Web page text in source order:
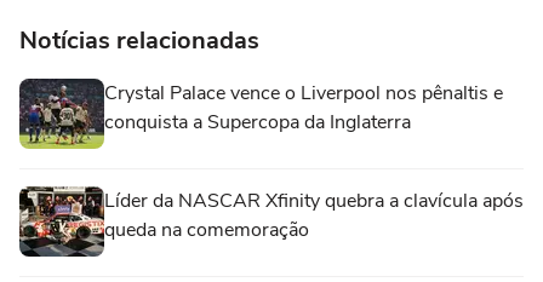
Notícias relacionadas
Crystal Palace vence o Liverpool nos pênaltis e
conquista a Supercopa da Inglaterra
Líder da NASCAR Xfinity quebra a clavícula após
queda na comemoração